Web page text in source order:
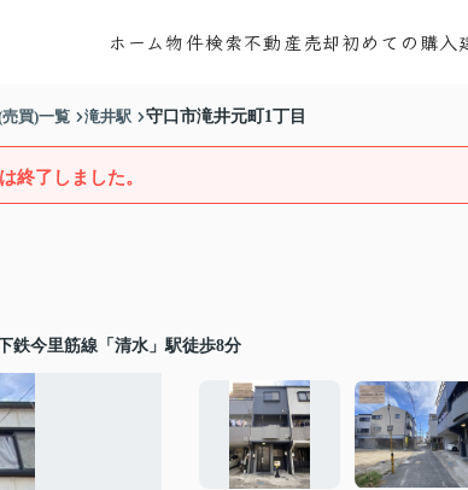
ホーム物件検索不動産売却初めての購入
買)一覧 滝井駅 守口市滝井元町1丁目
終了しました。
鉄今里筋線「清水」駅徒歩8分